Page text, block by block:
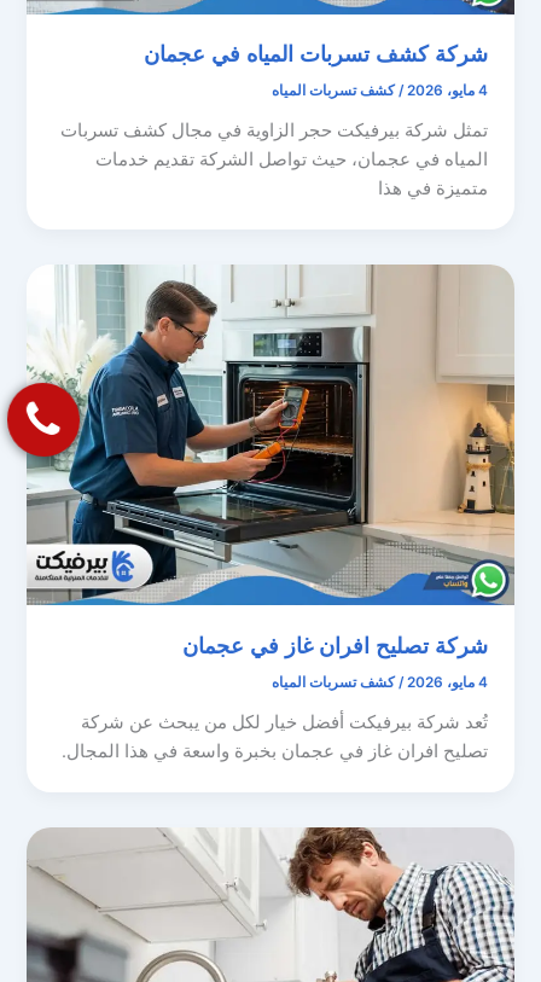
شركة كشف تسربات المياه في عجمان
4 مايو، 2026 /كشف تسربات المياه
تمثل شركة بيرفيكت حجر الزاوية في مجال كشف تسربات
المياه في عجمان، حيث تواصل الشركة تقديم خدمات
متميزة في هذا
شركة تصليح افران غاز في عجمان
4 مايو، 2026 /كشف تسربات المياه
تُعد شركة بيرفيكت أفضل خيار لكل من يبحث عن شركة
تصليح افران غاز في عجمان بخبرة واسعة في هذا المجال.